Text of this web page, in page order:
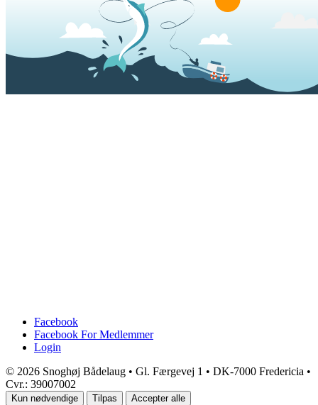
Facebook
Facebook For Medlemmer
Login
© 2026 Snoghøj Bådelaug • Gl. Færgevej 1 • DK-7000 Fredericia •
Cvr.: 39007002
Kun nødvendige Tilpas Accepter alle